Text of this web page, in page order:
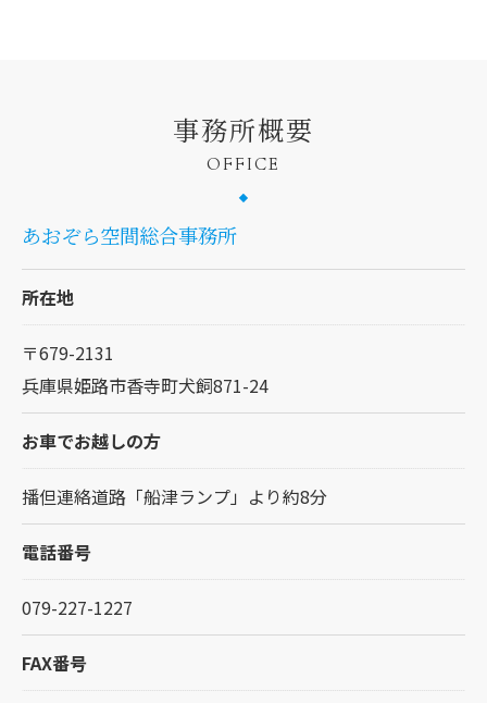
事務所概要
OFFICE
あおぞら空間総合事務所
所在地
〒679-2131
兵庫県姫路市香寺町犬飼871-24
お車でお越しの方
播但連絡道路「船津ランプ」より約8分
電話番号
079-227-1227
FAX番号